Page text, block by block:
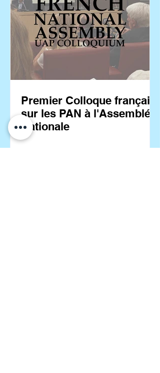
Premier Colloque français
sur les PAN à l'Assemblée
Nationale